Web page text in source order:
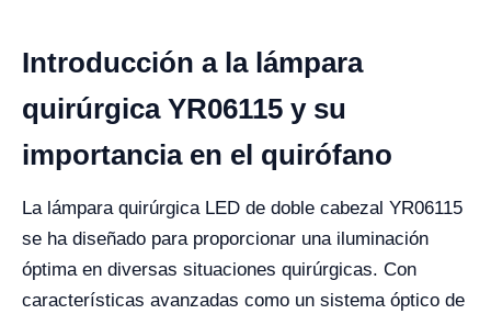
Introducción a la lámpara
quirúrgica YR06115 y su
importancia en el quirófano
La lámpara quirúrgica LED de doble cabezal YR06115
se ha diseñado para proporcionar una iluminación
óptima en diversas situaciones quirúrgicas. Con
características avanzadas como un sistema óptico de